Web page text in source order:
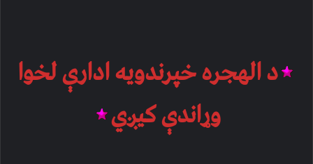
د الهجره خپرندویه ادارې لخوا
وړاندې کیږي